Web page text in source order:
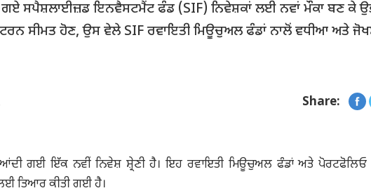
ਗਏ ਸਪੈਸ਼ਲਾਈਜ਼ਡ ਇਨਵੈਸਟਮੈਂਟ ਫੰਡ (SIF) ਨਿਵੇਸ਼ਕਾਂ ਲਈ ਨਵਾਂ ਮੌਕਾ ਬਣ ਕੇ
ਸੀਮਤ ਹੋਣ, ਉਸ ਵੇਲੇ SIF ਰਵਾਇਤੀ ਮਿਊਚੁਅਲ ਫੰਡਾਂ ਨਾਲੋਂ ਵਧੀਆ ਅਤੇ
Share:
ਗਈ ਇੱਕ ਨਵੀਂ ਨਿਵੇਸ਼ ਸ਼੍ਰੇਣੀ ਹੈ। ਇਹ ਰਵਾਇਤੀ ਮਿਊਚੁਅਲ ਫੰਡਾਂ ਅਤੇ
ਤਿਆਰ ਕੀਤੀ ਗਈ ਹੈ।